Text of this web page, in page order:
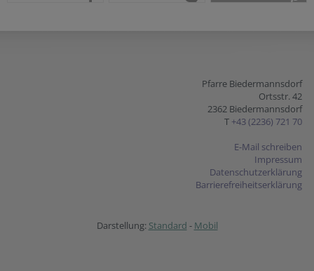
Pfarre Biedermannsdorf
Ortsstr. 42
2362 Biedermannsdorf
T +43 (2236) 721 70
E-Mail schreiben
Impressum
Datenschutzerklärung
Barrierefreiheitserklärung
Darstellung: Standard - Mobil